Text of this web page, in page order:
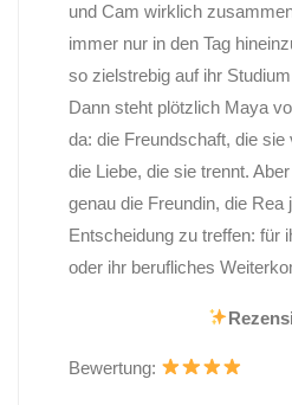
und Cam wirklich
immer nur in den Tag
so zielstrebig auf ihr
Dann steht plötzlich Maya
da: die Freundschaft, die
die Liebe, die sie trennt.
genau die Freundin, die
Entscheidung zu treffen: für
oder ihr berufliches
Bewertung: